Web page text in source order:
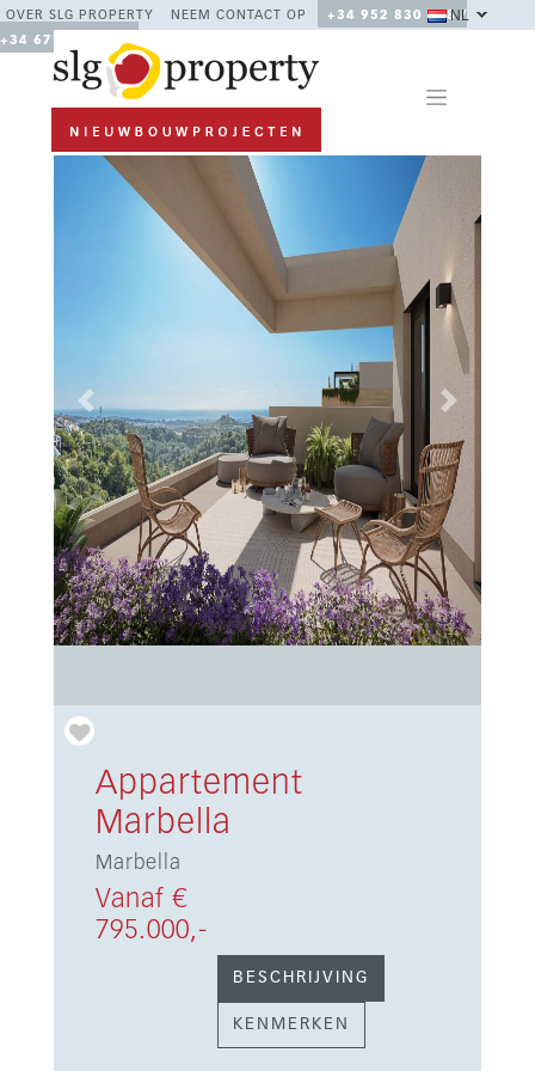
OVER SLG PROPERTY NEEM CONTACT OP
+34 952 830 378 /
+34 677 670 480
NL
Previous Next
Appartement
Marbella
Marbella
Vanaf €
795.000,-
BESCHRIJVING
KENMERKEN